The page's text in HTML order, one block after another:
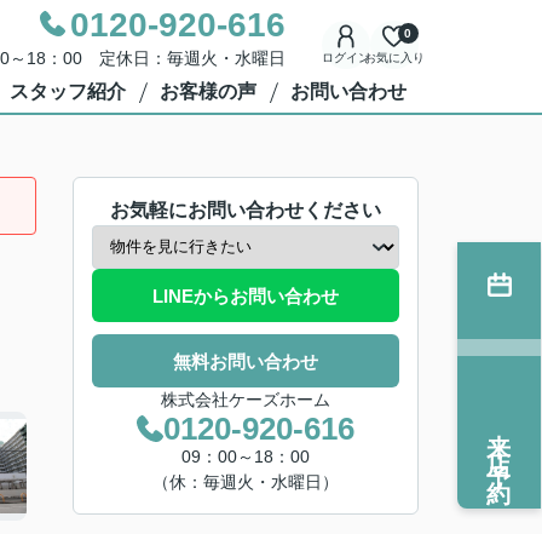
0120-920-616
～18：00 定休日：毎週火・水曜日 ログインお気に入り
0
スタッフ紹介 お客様の声 お問い合わせ
お気軽にお問い合わせください
LINEからお問い合わせ
無料お問い合わせ
株式会社ケーズホーム
0120-920-616
09：00～18：00
（休：毎週火・水曜日）
来店予約